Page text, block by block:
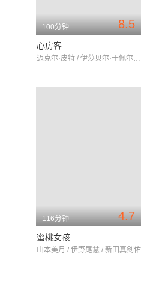
8.5
100分钟
心房客
迈克尔·皮特 / 伊莎贝尔·于佩尔 / 瓦莱丽亚·布鲁尼·泰德斯基
4.7
116分钟
蜜桃女孩
山本美月 / 伊野尾慧 / 新田真剑佑